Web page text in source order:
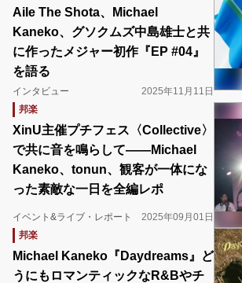
Aile The Shota、Michael
Kaneko、グソクムズ中島雄士と共
に作ったメジャー初作『EP #04』
を語る
インタビュー
2025年11月11日
邦楽
XinU主催プチフェス〈Collective〉
で共に音を鳴らして――Michael
Kaneko、tonun、観客が一体にな
った素敵な一日を全編レポ
イベント&ライブ・レポート
2025年09月01日
邦楽
Michael Kaneko『Daydreams』ど
うにもロマンティックなR&Bやチ